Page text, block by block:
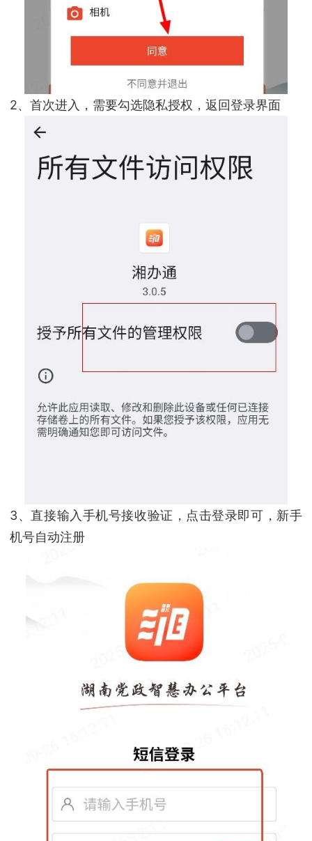
2、首次进入，需要勾选隐私授权，返回登录界面
3、直接输入手机号接收验证，点击登录即可，新手
机号自动注册